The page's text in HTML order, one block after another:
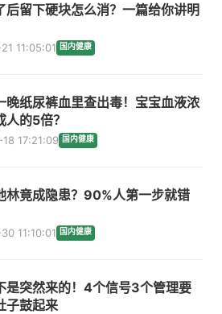
后留下硬块怎么消？一篇给你讲明
11:05:01 国内健康
晚纸尿裤血里查出毒！宝宝血液浓
人的5倍？
17:21:09 国内健康
林竟成隐患？90%人第一步就错
11:10:01 国内健康
是突然来的！4个信号3个管理要
子鼓起来